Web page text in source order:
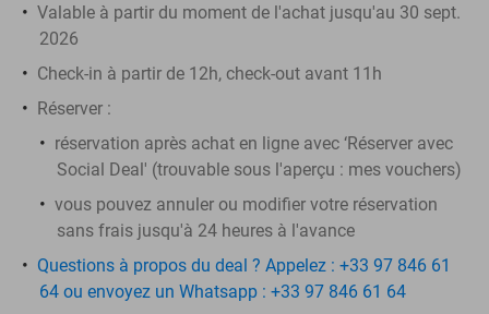
Valable à partir du moment de l'achat jusqu'au 30 sept.
2026
Check-in à partir de 12h, check-out avant 11h
Réserver :
réservation après achat en ligne avec ‘Réserver avec
Social Deal' (trouvable sous l'aperçu : mes vouchers)
vous pouvez annuler ou modifier votre réservation
sans frais jusqu'à 24 heures à l'avance
Questions à propos du deal ? Appelez : +33 97 846 61
64 ou envoyez un Whatsapp : +33 97 846 61 64